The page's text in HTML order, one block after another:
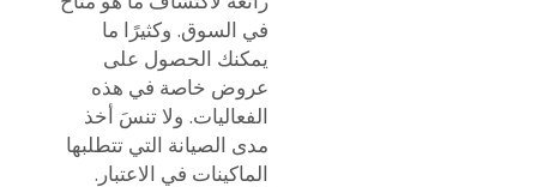
في السوق. وكثيرًا ما
يمكنك الحصول على
عروض خاصة في هذه
الفعاليات. ولا تنسَ أخذ
مدى الصيانة التي تتطلبها
الماكينات في الاعتبار.